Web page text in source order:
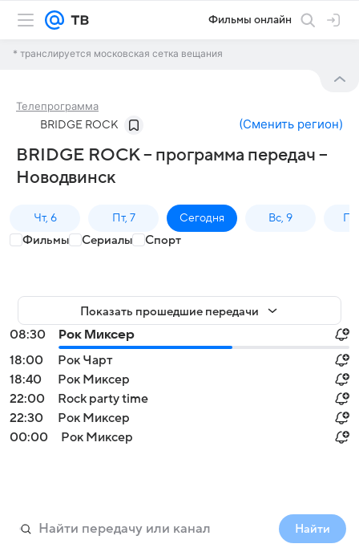
Фильмы онлайн
* транслируется московская сетка вещания
Телепрограмма
BRIDGE ROCK (Сменить регион)
BRIDGE ROCK – программа передач –
Новодвинск
Чт, 6 Пт, 7 Сегодня Вс, 9
Фильмы Сериалы Спорт
Показать прошедшие передачи
08:30
Рок Миксер
18:00
Рок Чарт
18:40
Рок Миксер
22:00
Rock party time
22:30
Рок Миксер
00:00
Рок Миксер
Найти